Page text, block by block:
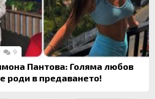
Пантова: Голяма любов
роди в предаването!
9